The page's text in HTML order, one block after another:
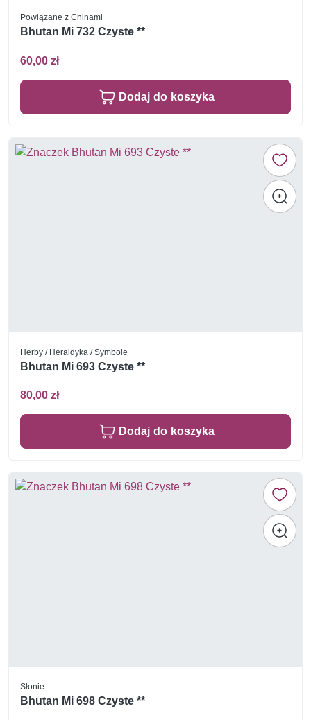
Powiązane z Chinami
Bhutan Mi 732 Czyste **
60,00 zł
Dodaj do koszyka
Herby / Heraldyka / Symbole
Bhutan Mi 693 Czyste **
80,00 zł
Dodaj do koszyka
Słonie
Bhutan Mi 698 Czyste **